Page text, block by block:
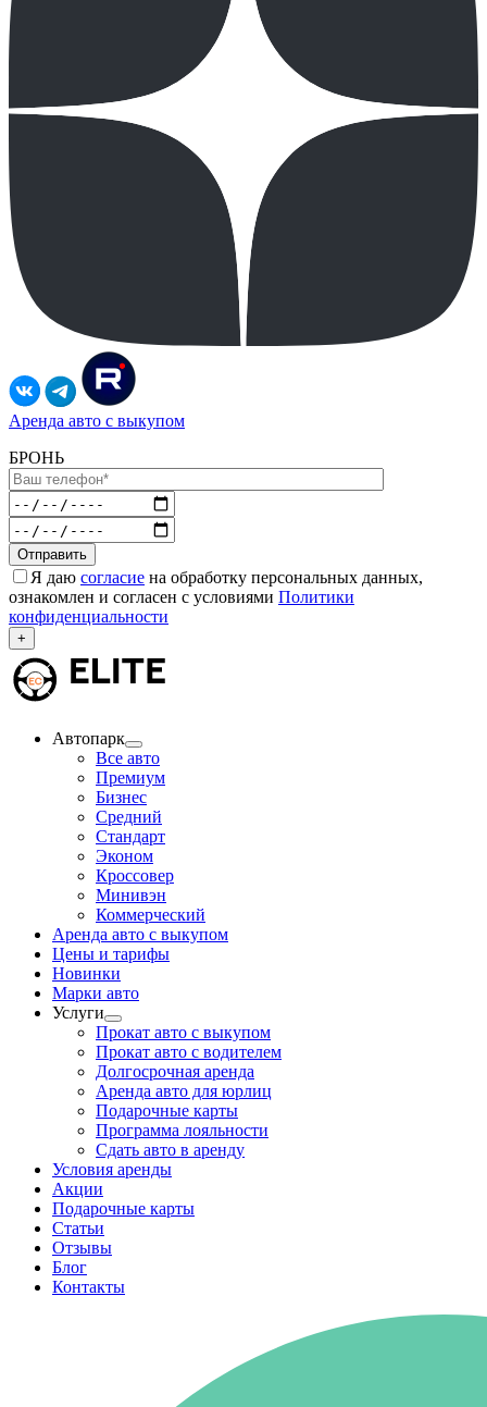
Аренда авто с выкупом
БРОНЬ
Я даю согласие на обработку персональных данных,
ознакомлен и согласен с условиями Политики
конфиденциальности
+
Автопарк
Все авто
Премиум
Бизнес
Средний
Стандарт
Эконом
Кроссовер
Минивэн
Коммерческий
Аренда авто с выкупом
Цены и тарифы
Новинки
Марки авто
Услуги
Прокат авто с выкупом
Прокат авто с водителем
Долгосрочная аренда
Аренда авто для юрлиц
Подарочные карты
Программа лояльности
Сдать авто в аренду
Условия аренды
Акции
Подарочные карты
Статьи
Отзывы
Блог
Контакты